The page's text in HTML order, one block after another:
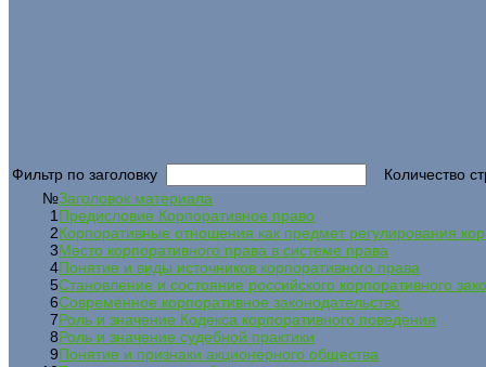
Фильтр по заголовку
Количество
№Заголовок материала
1 Предисловие Корпоративное право
2Корпоративные отношения как предмет регулирования
3Место корпоративного права в системе права
4Понятие и виды источников корпоративного права
5Становление и состояние российского корпоративного
6Современное корпоративное законодательство
7Роль и значение Кодекса корпоративного поведения
8Роль и значение судебной практики
9Понятие и признаки акционерного общества